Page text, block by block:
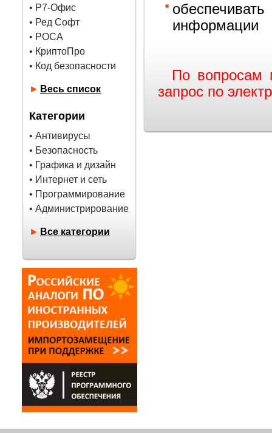
• Р7-Офис
• Ред Софт
• РОСА
• КриптоПро
• Код безопасности
► Весь список
Категории
• Антивирусы
• Безопасность
• Графика и дизайн
• Интернет и сеть
• Программирование
• Администрирование
► Все категории
информации
По вопросам
запрос по